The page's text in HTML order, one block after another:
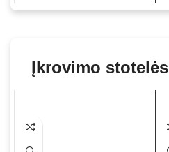
Įkrovimo stotelės